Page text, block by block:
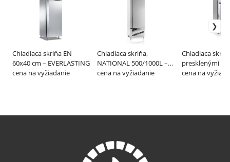
Chladiaca skriňa EN
60x40 cm – EVERLASTING
cena na vyžiadanie
Chladiaca skriňa,
NATIONAL 500/1000L –
INFRICO
cena na vyžiadanie
Chladiaca
presklenými
línia SPACE
cena na